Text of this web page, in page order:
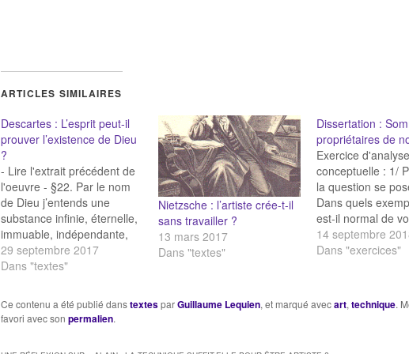
ARTICLES SIMILAIRES
Descartes : L’esprit peut-il
prouver l’existence de Dieu
?
- Lire l'extrait précédent de
l'oeuvre - §22. Par le nom
de Dieu j’entends une
substance infinie, éternelle,
immuable, indépendante,
toute connaissante, toute-
puissante, et par laquelle
autres choses qui sont (s’il
est vrai qu’il y en ait qui
existent) ont été créées et
29 septembre 2017
Dans "textes"
Nietzsche : l’artiste crée-t-il
sans travailler ?
13 mars 2017
Dans "textes"
Dissertation :
propriétaires de
Exercice d'analyse
conceptuelle : 1/
la question se
Dans quels
est-il normal de
identifier le
objet ? Pour quelle
de vouloir
propriétaire d’une
14 septembre
Dans "exercices"
Ce contenu a été publié danstextesparGuillaume Lequien, et marqué avecart,technique.
favori avec son permalien.